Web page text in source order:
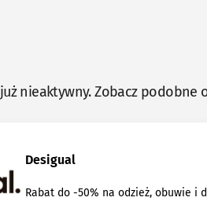
nieaktywny. Zobacz podobne
Desigual
Rabat do -50% na odzież, obuwie i